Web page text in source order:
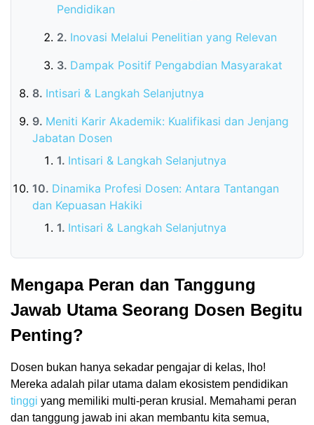
Pendidikan
Inovasi Melalui Penelitian yang Relevan
Dampak Positif Pengabdian Masyarakat
Intisari & Langkah Selanjutnya
Meniti Karir Akademik: Kualifikasi dan Jenjang
Jabatan Dosen
Intisari & Langkah Selanjutnya
Dinamika Profesi Dosen: Antara Tantangan
dan Kepuasan Hakiki
Intisari & Langkah Selanjutnya
Mengapa Peran dan Tanggung
Jawab Utama Seorang Dosen Begitu
Penting?
Dosen bukan hanya sekadar pengajar di kelas, lho!
Mereka adalah pilar utama dalam ekosistem pendidikan
tinggi yang memiliki multi-peran krusial. Memahami peran
dan tanggung jawab ini akan membantu kita semua,